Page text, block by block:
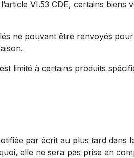
VI.53 CDE, certains biens
ne pouvant être renvoyés
limité à certains produits
par écrit au plus tard dans
elle ne sera pas prise en